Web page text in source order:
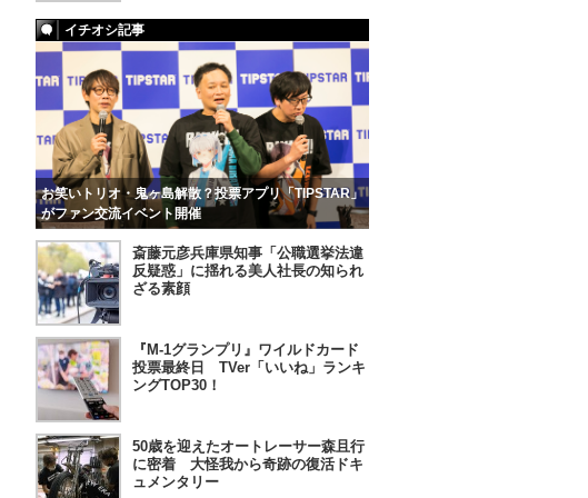
イチオシ記事
お笑いトリオ・鬼ヶ島解散？投票アプリ「TIPSTAR」
がファン交流イベント開催
斎藤元彦兵庫県知事「公職選挙法違
反疑惑」に揺れる美人社長の知られ
ざる素顔
『M-1グランプリ』ワイルドカード
投票最終日 TVer「いいね」ランキ
ングTOP30！
50歳を迎えたオートレーサー森且行
に密着 大怪我から奇跡の復活ドキ
ュメンタリー